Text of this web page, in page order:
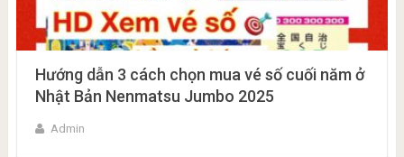
Hướng dẫn 3 cách chọn mua vé số cuối năm ở
Nhật Bản Nenmatsu Jumbo 2025
Admin